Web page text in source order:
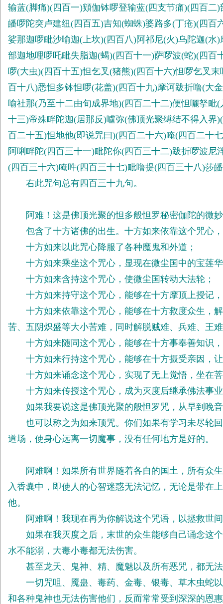
输蓝(脚痛)(四百一)頞伽钵啰登输蓝(四支节痛)(四百
皤啰陀突卢建纽(四百五)吉知(蜘蛛)婆路多(丁疮)(四
娑那迦啰毗沙喻迦(上坎)(四百八)阿祁尼(火)乌陀迦(
部迦地哩啰吒毗失脂迦(蝎)(四百十一)萨啰波(蛇)(四
啰(大虫)(四百十五)怛乞叉(猪熊)(四百十六)怛啰乞叉
百十八)悉怛多钵怛啰(花盖)(四百十九)摩诃跋折噜(大
喻社那(乃至十二由旬成界地)(四百二十二)便怛囇拏
十三)帝殊畔陀迦(居那反)嚧弥(佛顶光聚缚结不得入
百二十五)怛地他(即说咒曰)(四百二十六)唵(四百二十
阿唎畔陀(四百三十一)毗陀你(四百三十二)跋折啰波
(四百三十六)唵吽(四百三十七)毗噜提(四百三十八)莎
右此咒句总有四百三十九句。
阿难！这是佛顶光聚的怛多般怛罗秘密伽陀的微
包含了十方诸佛的出生。十方如来依靠这个咒心，
十方如来以此咒心降服了各种魔鬼和外道；
十方如来乘坐这个咒心，显现在微尘国中的宝莲
十方如来含持这个咒心，使微尘国转动大法轮；
十方如来持守这个咒心，能够在十方摩顶上授记，
十方如来依靠这个咒心，能够在十方救度众生，解
苦、五阴炽盛等大小苦难，同时解脱贼难、兵难、王
十方如来随同这个咒心，能够在十方事奉善知识，
十方如来行持这个咒心，能够在十方摄受亲因，让
十方如来诵念这个咒心，实现了无上觉悟，坐在菩
十方如来传授这个咒心，成为灭度后继承佛法事业
如果我要说这是佛顶光聚的般怛罗咒，从早到晚音
也可以称之为如来顶咒。你们如果有学习未尽轮回
道场，使身心远离一切魔事，没有任何地方是好的。
阿难啊！如果所有世界随着各自的国土，所有众生
入香囊中，即使人的心智迷惑无法记忆，无论是带在
他。
阿难啊！我现在再为你解说这个咒语，以拯救世间
如果在我灭度之后，末世的众生能够自己诵念这个
水不能溺，大毒小毒都无法伤害。
甚至龙天、鬼神、精、魔魅以及所有恶咒，都无法
一切咒咀、魇蛊、毒药、金毒、银毒、草木虫蛇以
和各种鬼神也无法伤害他们，反而常常受到深深的恩